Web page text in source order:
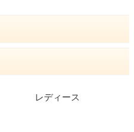
レディース